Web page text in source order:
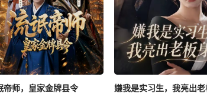
帝师，皇家金牌县令
嫌我是实习生，我亮出